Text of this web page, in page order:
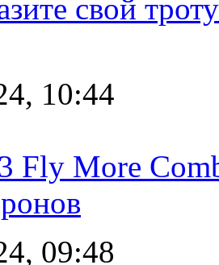
свой
10:44
Fly More
09:48